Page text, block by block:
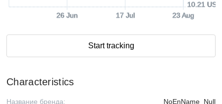
26 Jun 17 Jul 23 Aug
10.21 USD
Start tracking
Characteristics
Название бренда:
NoEnName_Null